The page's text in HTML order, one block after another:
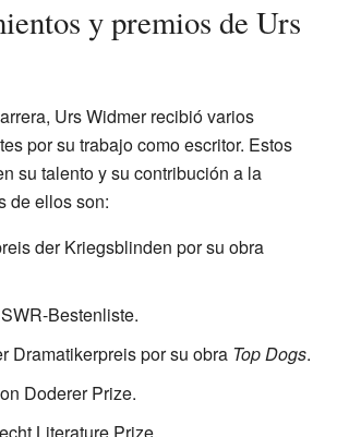
y premios de Urs
Urs Widmer recibió varios
por su trabajo como escritor. Estos
su talento y su contribución a la
de ellos son:
der Kriegsblinden por su obra
Bestenliste.
Dramatikerpreis por su obra Top Dogs.
Doderer Prize.